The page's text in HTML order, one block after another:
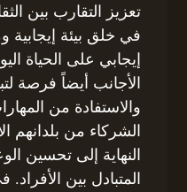
تعزيز التقارب بين
في خلق بيئة
إيجابي على الحياة
الأجانب أيضاً فرصة
والاستفادة من
الشركاء من بلدانهم
النهاية إلى تحسين
المتبادل بين